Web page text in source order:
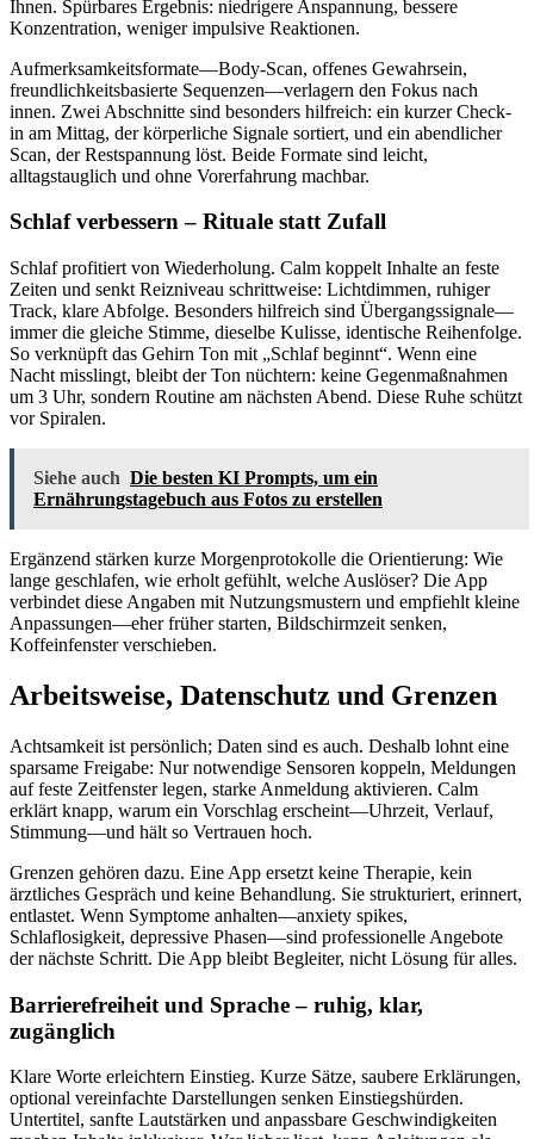
Ihnen. Spürbares Ergebnis: niedrigere Anspannung, bessere
Konzentration, weniger impulsive Reaktionen.
Aufmerksamkeitsformate—Body-Scan, offenes Gewahrsein,
freundlichkeitsbasierte Sequenzen—verlagern den Fokus nach
innen. Zwei Abschnitte sind besonders hilfreich: ein kurzer Check-
in am Mittag, der körperliche Signale sortiert, und ein abendlicher
Scan, der Restspannung löst. Beide Formate sind leicht,
alltagstauglich und ohne Vorerfahrung machbar.
Schlaf verbessern – Rituale statt Zufall
Schlaf profitiert von Wiederholung. Calm koppelt Inhalte an feste
Zeiten und senkt Reizniveau schrittweise: Lichtdimmen, ruhiger
Track, klare Abfolge. Besonders hilfreich sind Übergangssignale—
immer die gleiche Stimme, dieselbe Kulisse, identische Reihenfolge.
So verknüpft das Gehirn Ton mit „Schlaf beginnt“. Wenn eine
Nacht misslingt, bleibt der Ton nüchtern: keine Gegenmaßnahmen
um 3 Uhr, sondern Routine am nächsten Abend. Diese Ruhe schützt
vor Spiralen.
Siehe auch Die besten KI Prompts, um ein
Ernährungstagebuch aus Fotos zu erstellen
Ergänzend stärken kurze Morgenprotokolle die Orientierung: Wie
lange geschlafen, wie erholt gefühlt, welche Auslöser? Die App
verbindet diese Angaben mit Nutzungsmustern und empfiehlt kleine
Anpassungen—eher früher starten, Bildschirmzeit senken,
Koffeinfenster verschieben.
Arbeitsweise, Datenschutz und Grenzen
Achtsamkeit ist persönlich; Daten sind es auch. Deshalb lohnt eine
sparsame Freigabe: Nur notwendige Sensoren koppeln, Meldungen
auf feste Zeitfenster legen, starke Anmeldung aktivieren. Calm
erklärt knapp, warum ein Vorschlag erscheint—Uhrzeit, Verlauf,
Stimmung—und hält so Vertrauen hoch.
Grenzen gehören dazu. Eine App ersetzt keine Therapie, kein
ärztliches Gespräch und keine Behandlung. Sie strukturiert, erinnert,
entlastet. Wenn Symptome anhalten—anxiety spikes,
Schlaflosigkeit, depressive Phasen—sind professionelle Angebote
der nächste Schritt. Die App bleibt Begleiter, nicht Lösung für alles.
Barrierefreiheit und Sprache – ruhig, klar,
zugänglich
Klare Worte erleichtern Einstieg. Kurze Sätze, saubere Erklärungen,
optional vereinfachte Darstellungen senken Einstiegshürden.
Untertitel, sanfte Lautstärken und anpassbare Geschwindigkeiten